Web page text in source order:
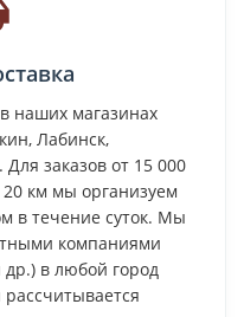
наших магазинах
Лабинск,
Для заказов от 15 000
20 км мы организуем
в течение суток. Мы
компаниями
в любой город